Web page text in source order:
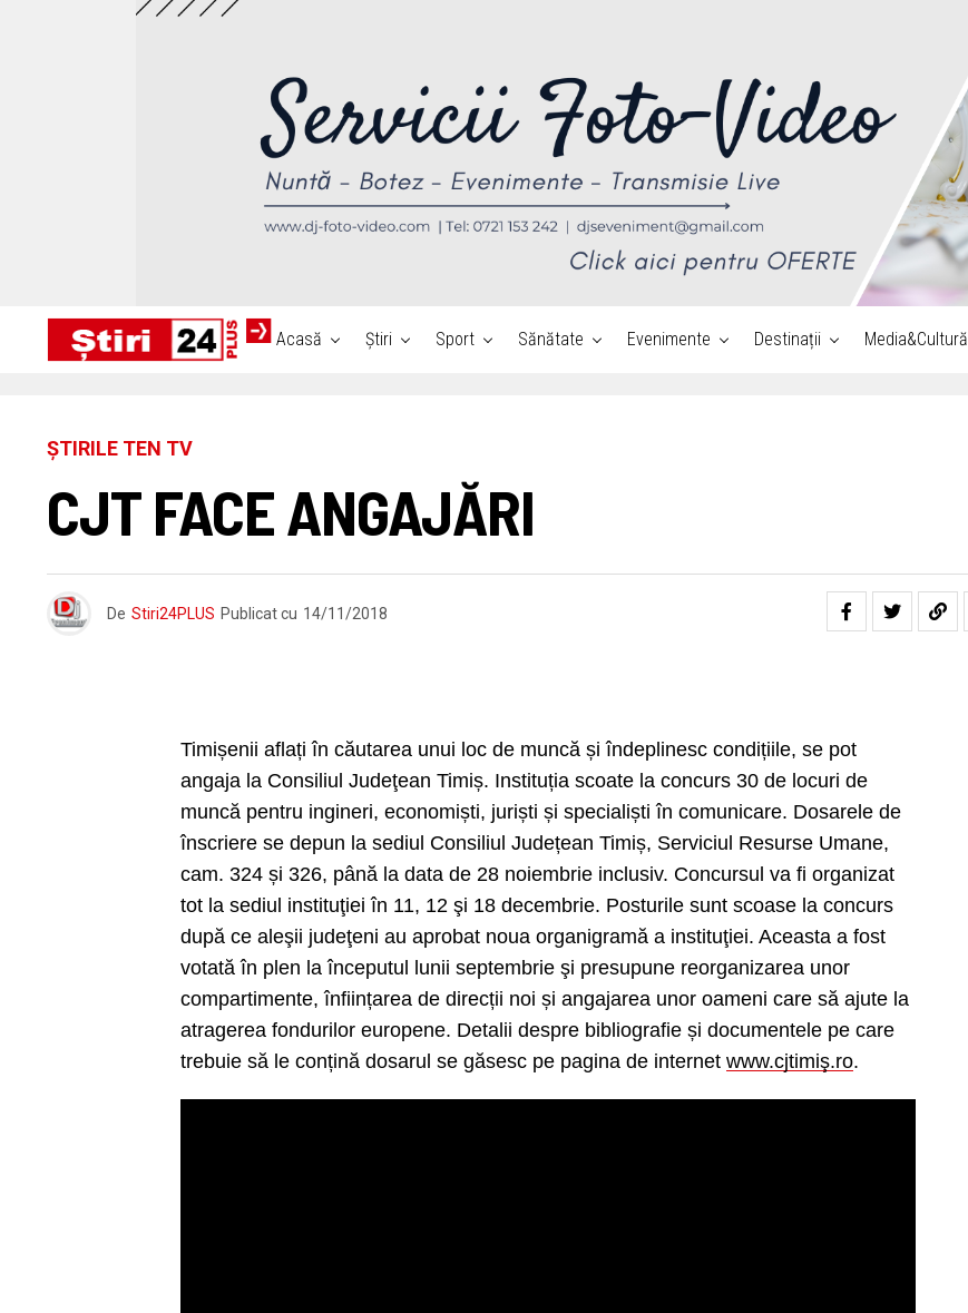
Acasă Știri Sport Sănătate Evenimente Destinații Media&Cultură
ȘTIRILE TEN TV
CJT FACE ANGAJĂRI
De Stiri24PLUS Publicat cu 14/11/2018
Timișenii aflați în căutarea unui loc de muncă și îndeplinesc condițiile, se pot
angaja la Consiliul Judeţean Timiș. Instituția scoate la concurs 30 de locuri de
muncă pentru ingineri, economiști, juriști și specialiști în comunicare. Dosarele de
înscriere se depun la sediul Consiliul Județean Timiș, Serviciul Resurse Umane,
cam. 324 și 326, până la data de 28 noiembrie inclusiv. Concursul va fi organizat
tot la sediul instituţiei în 11, 12 şi 18 decembrie. Posturile sunt scoase la concurs
după ce aleşii judeţeni au aprobat noua organigramă a instituţiei. Aceasta a fost
votată în plen la începutul lunii septembrie şi presupune reorganizarea unor
compartimente, înființarea de direcții noi și angajarea unor oameni care să ajute la
atragerea fondurilor europene. Detalii despre bibliografie și documentele pe care
trebuie să le conțină dosarul se găsesc pe pagina de internet www.cjtimiş.ro.